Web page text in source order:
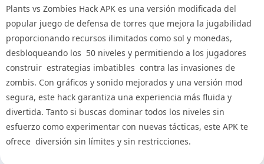
Plants vs Zombies Hack APK es una versión modificada del
popular juego de defensa de torres que mejora la jugabilidad
proporcionando recursos ilimitados como sol y monedas,
desbloqueando los 50 niveles y permitiendo a los jugadores
construir estrategias imbatibles contra las invasiones de
zombis. Con gráficos y sonido mejorados y una versión mod
segura, este hack garantiza una experiencia más fluida y
divertida. Tanto si buscas dominar todos los niveles sin
esfuerzo como experimentar con nuevas tácticas, este APK te
ofrece diversión sin límites y sin restricciones.